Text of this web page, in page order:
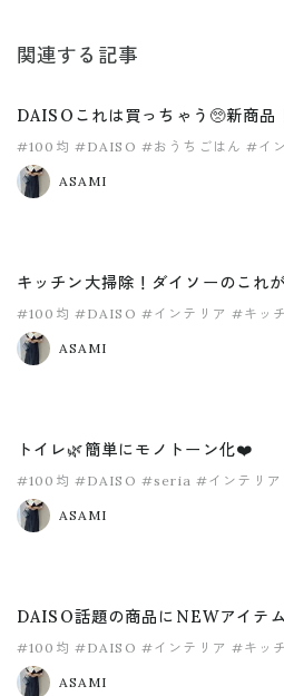
関連する記事
DAISOこれは買っちゃう🥺新商品
#100均 #DAISO #おうちごはん #イ
#ダイソー
ASAMI
キッチン大掃除！ダイソーのこれ
#100均 #DAISO #インテリア #キッ
ASAMI
トイレ🌿簡単にモノトーン化❤️
#100均 #DAISO #seria #インテリア
ASAMI
DAISO話題の商品にNEWアイテ
#100均 #DAISO #インテリア #キッ
#ダイソー新商品
ASAMI